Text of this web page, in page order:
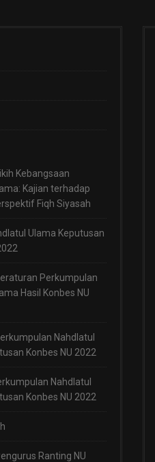
Kebangsaan
Kajian terhadap
Fiqh Siyasah
Ulama Keputusan
Perkumpulan
Hasil Konbes NU
Nahdlatul
Konbes NU 2022
Nahdlatul
Konbes NU 2022
Ranting NU